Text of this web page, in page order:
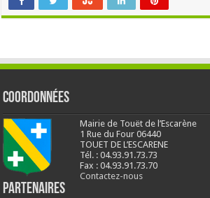
Coordonnées
Mairie de Touët de l’Escarène
1 Rue du Four 06440
TOUET DE L’ESCARENE
Tél. : 04.93.91.73.73
Fax : 04.93.91.73.70
Contactez-nous
Partenaires